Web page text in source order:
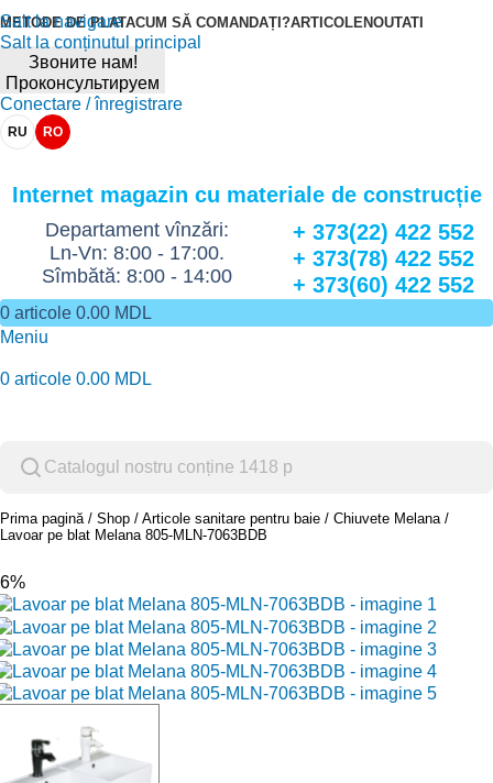
Salt la navigare
Salt la conținutul principal
METODE DE PLATACUM SĂ COMANDAȚI?ARTICOLENOUTATI
Звоните нам!
Проконсультируем
Conectare / înregistrare
RU RO
Internet magazin cu materiale de construcție
Departament vînzări:
Ln-Vn: 8:00 - 17:00.
Sîmbătă: 8:00 - 14:00
+ 373(22) 422 552
+ 373(78) 422 552
+ 373(60) 422 552
0 articole 0.00 MDL
Meniu
0 articole 0.00 MDL
Prima pagină Shop Articole sanitare pentru baie
Chiuvete Melana
Lavoar pe blat Melana 805-MLN-7063BDB